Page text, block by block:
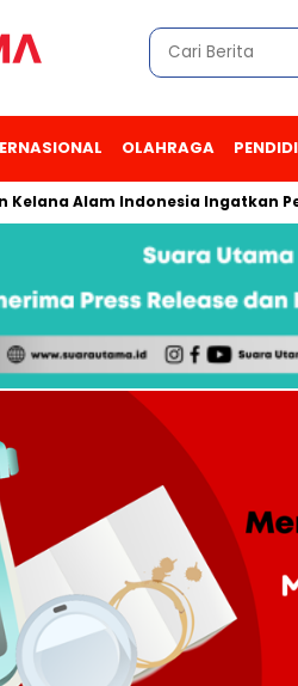
OLAHRAGA
Alam Indonesia Ingatkan